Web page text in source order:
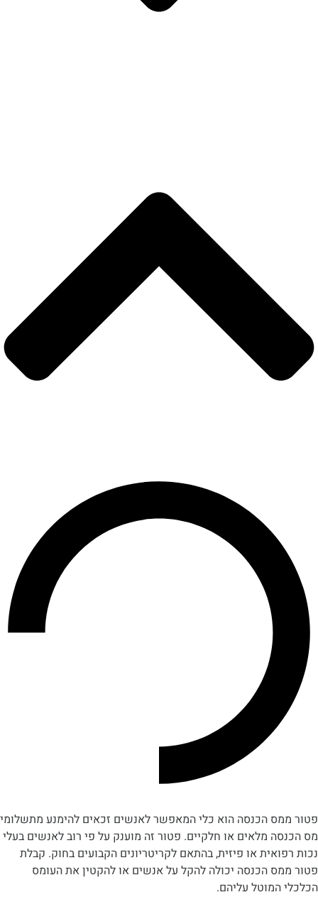
הכנסה הוא כלי המאפשר לאנשים זכאים להימנע מתשלומי
מלאים או חלקיים. פטור זה מוענק על פי רוב לאנשים בעלי
או פיזית, בהתאם לקריטריונים הקבועים בחוק. קבלת
הכנסה יכולה להקל על אנשים או להקטין את העומס
עליהם.